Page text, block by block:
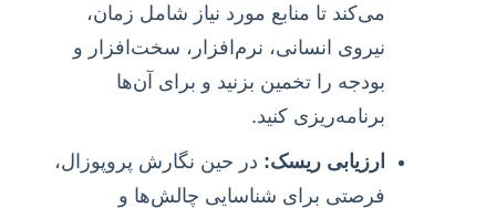
می‌کند تا منابع مورد نیاز شامل زمان،
نیروی انسانی، نرم‌افزار، سخت‌افزار و
بودجه را تخمین بزنید و برای آن‌ها
برنامه‌ریزی کنید.
ارزیابی ریسک: در حین نگارش پروپوزال،
فرصتی برای شناسایی چالش‌ها و